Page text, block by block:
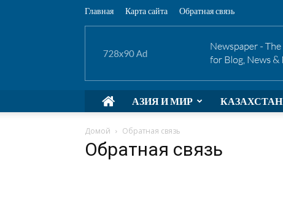
Главная Карта сайта Обратная связь
АЗИЯ И МИР КАЗАХСТАН
Домой Обратная связь
Обратная связь